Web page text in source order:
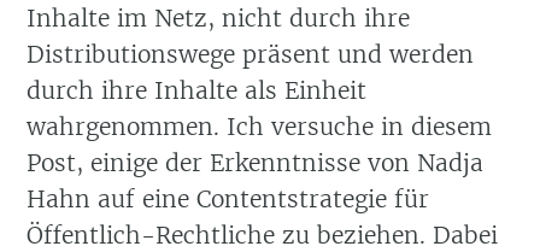
Inhalte im Netz, nicht durch ihre
Distributionswege präsent und werden
durch ihre Inhalte als Einheit
wahrgenommen. Ich versuche in diesem
Post, einige der Erkenntnisse von Nadja
Hahn auf eine Contentstrategie für
Öffentlich-Rechtliche zu beziehen. Dabei